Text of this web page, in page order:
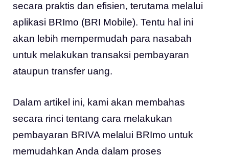
secara praktis dan efisien, terutama melalui
aplikasi BRImo (BRI Mobile). Tentu hal ini
akan lebih mempermudah para nasabah
untuk melakukan transaksi pembayaran
ataupun transfer uang.
Dalam artikel ini, kami akan membahas
secara rinci tentang cara melakukan
pembayaran BRIVA melalui BRImo untuk
memudahkan Anda dalam proses